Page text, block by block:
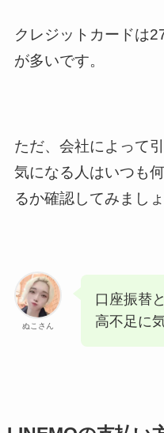
クレジットカードは
が多いです。
ただ、会社によって
気になる人はいつも
るか確認してみましょ
ぬこさん
口座振替
高不足に